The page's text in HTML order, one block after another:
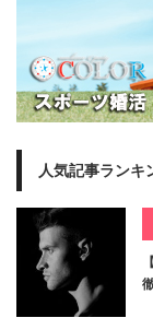
人気記事ランキ